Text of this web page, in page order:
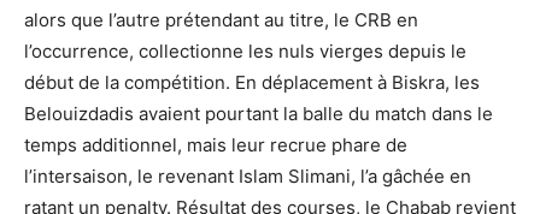
alors que l’autre prétendant au titre, le CRB en
l’occurrence, collectionne les nuls vierges depuis le
début de la compétition. En déplacement à Biskra, les
Belouizdadis avaient pourtant la balle du match dans le
temps additionnel, mais leur recrue phare de
l’intersaison, le revenant Islam Slimani, l’a gâchée en
ratant un penalty. Résultat des courses, le Chabab revient